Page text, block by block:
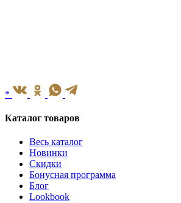
*
Каталог товаров
Весь каталог
Новинки
Скидки
Бонусная программа
Блог
Lookbook